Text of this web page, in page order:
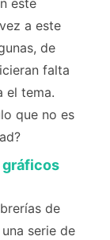
este
a este
de
falta
el tema.
que no es
gráficos
de
serie de